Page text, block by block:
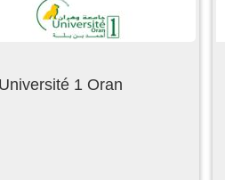
Université 1 Oran